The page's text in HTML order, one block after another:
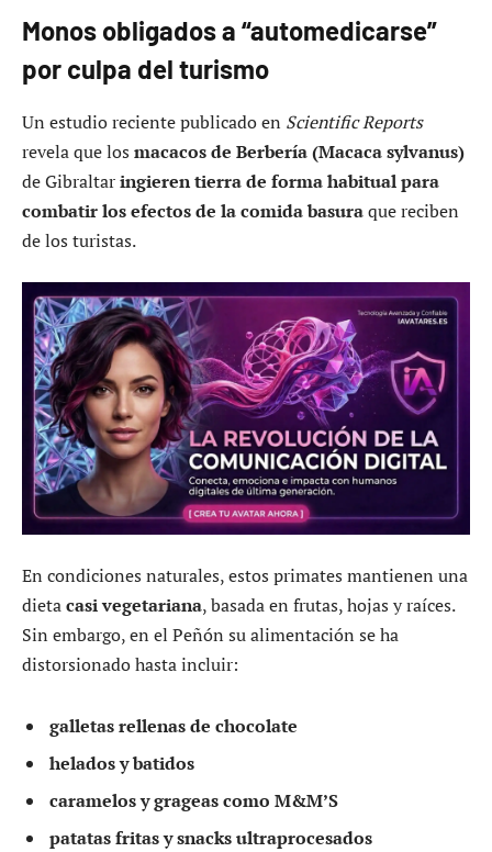
Monos obligados a “automedicarse”
por culpa del turismo
Un estudio reciente publicado en Scientific Reports
revela que los macacos de Berbería (Macaca sylvanus)
de Gibraltaringieren tierra de forma habitual para
combatir los efectos de la comida basuraque reciben
de los turistas.
En condiciones naturales, estos primates mantienen una
dietacasi vegetariana, basada en frutas, hojas y raíces.
Sin embargo, en el Peñón su alimentación se ha
distorsionado hasta incluir:
galletas rellenas de chocolate
helados y batidos
caramelos y grageas como M&M’S
patatas fritas y snacks ultraprocesados